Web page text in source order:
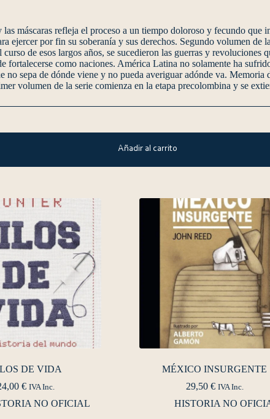
máscaras refleja el proceso a un tiempo doloroso y fecundo que
ejercer por fin su soberanía y sus derechos. Segundo volumen
de esos largos años, se sucedieron las guerras y revoluciones
fortalecerse como naciones. América Latina no solamente ha
sepa de dónde viene y no pueda averiguar adónde va. Memoria
volumen de la serie comienza en la etapa precolombina y se
Añadir al carrito
DE VIDA
€ IVA Inc.
NO OFICIAL
MÉXICO INSURGENTE
29,50 € IVA Inc.
HISTORIA NO